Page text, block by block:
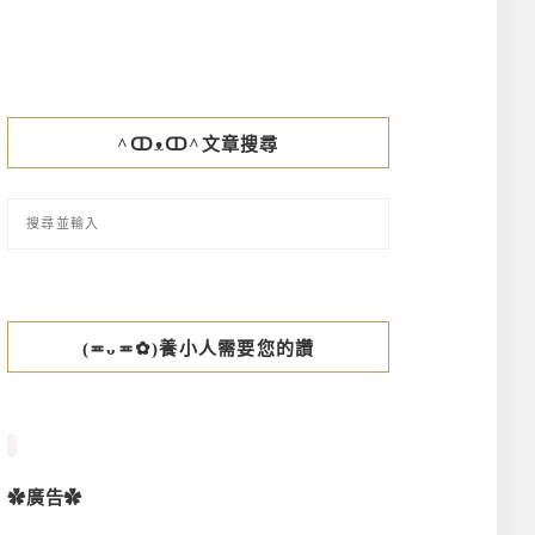
^ↀᴥↀ^文章搜尋
(≖ᴗ≖✿)養小人需要您的讚
✿廣告✿